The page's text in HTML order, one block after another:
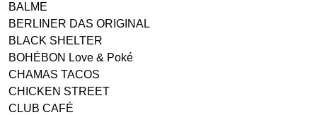
BALME
BERLINER DAS ORIGINAL
BLACK SHELTER
BOHÉBON Love & Poké
CHAMAS TACOS
CHICKEN STREET
CLUB CAFÉ